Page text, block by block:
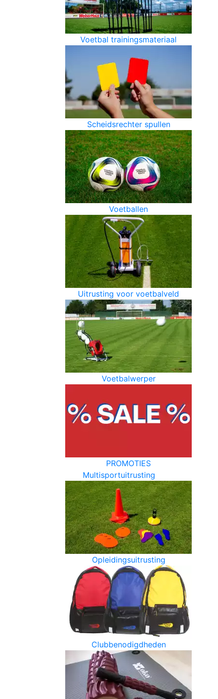
Voetbal trainingsmateriaal
Scheidsrechter spullen
Voetballen
Uitrusting voor voetbalveld
Voetbalwerper
PROMOTIES
Multisportuitrusting
Opleidingsuitrusting
Clubbenodigdheden